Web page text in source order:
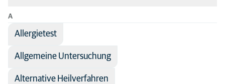
Name der Leistung
Fachbereich
Disciplines
Anatomie
Chirurgie
Alle Tierarten
Hund
A
Allergietest
Allgemeine Untersuchung
Alternative Heilverfahren